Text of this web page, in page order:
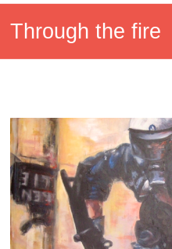
Through the fire